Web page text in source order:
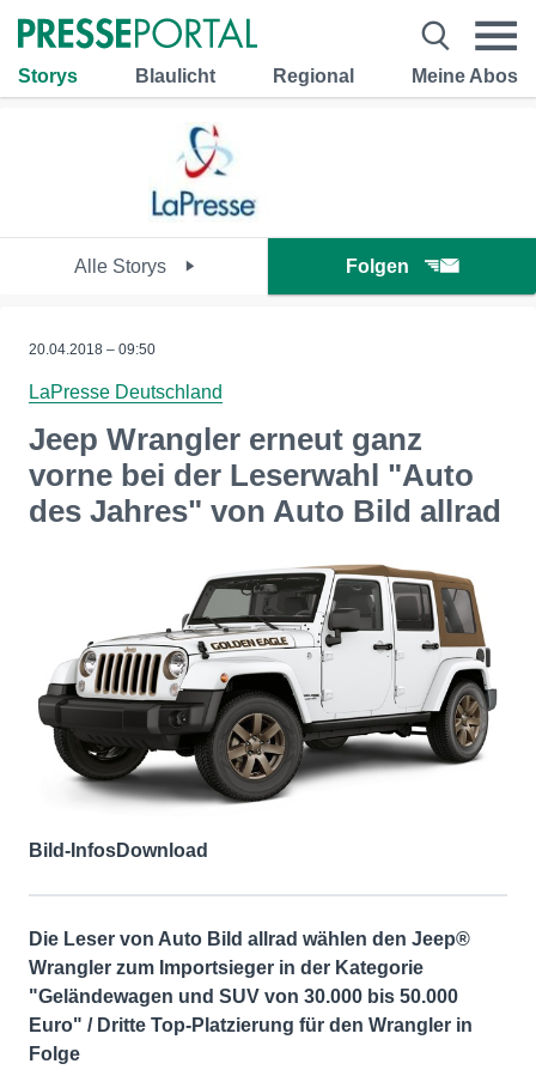
Storys Blaulicht Regional Meine Abos
Alle Storys Folgen
20.04.2018 – 09:50
LaPresse Deutschland
Jeep Wrangler erneut ganz
vorne bei der Leserwahl "Auto
des Jahres" von Auto Bild allrad
Bild-InfosDownload
Die Leser von Auto Bild allrad wählen den Jeep®
Wrangler zum Importsieger in der Kategorie
"Geländewagen und SUV von 30.000 bis 50.000
Euro" / Dritte Top-Platzierung für den Wrangler in
Folge